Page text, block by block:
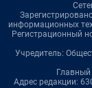
информационных
Регистрационный
Учредитель:
Адрес редакции: